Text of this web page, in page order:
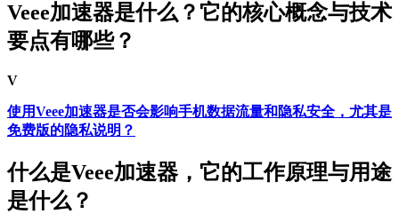
Veee加速器是什么？它的核心概念与技术
要点有哪些？
V
使用Veee加速器是否会影响手机数据流量和隐私安全，尤其是
免费版的隐私说明？
什么是Veee加速器，它的工作原理与用途
是什么？